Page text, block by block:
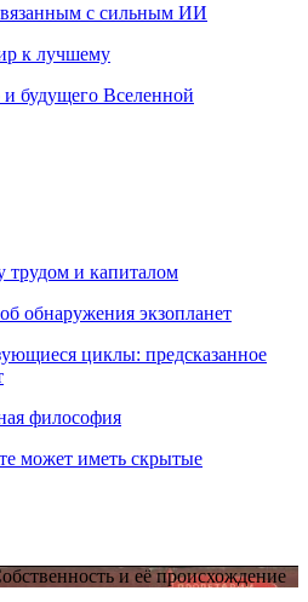
с сильным ИИ
к лучшему
будущего Вселенной
и капиталом
обнаружения экзопланет
циклы: предсказанное
философия
может иметь скрытые
и её происхождение